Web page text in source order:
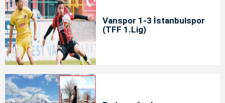
Vanspor 1-3 İstanbulspor
(TFF 1.Lig)